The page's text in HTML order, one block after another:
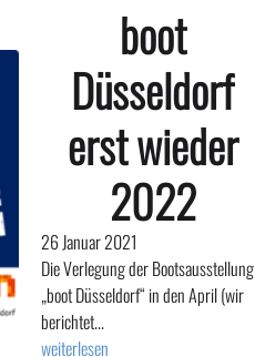
boot
Düsseldorf
erst wieder
2022
26 Januar 2021
Die Verlegung der Bootsausstellung
„boot Düsseldorf“ in den April (wir
berichtet...
weiterlesen